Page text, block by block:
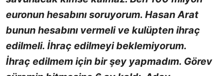
euronun hesabını soruyorum. Hasan Arat
bunun hesabını vermeli ve kulüpten ihraç
edilmeli. İhraç edilmeyi beklemiyorum.
İhraç edilmem için bir şey yapmadım. Görev